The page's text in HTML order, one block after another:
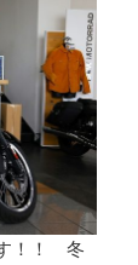
！！ 冬